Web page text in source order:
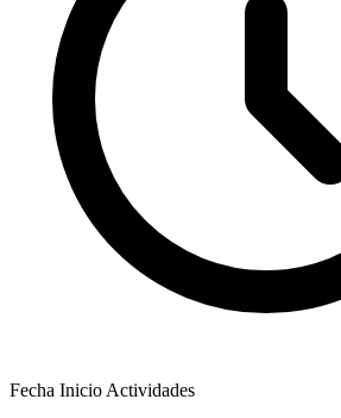
Fecha Inicio Actividades